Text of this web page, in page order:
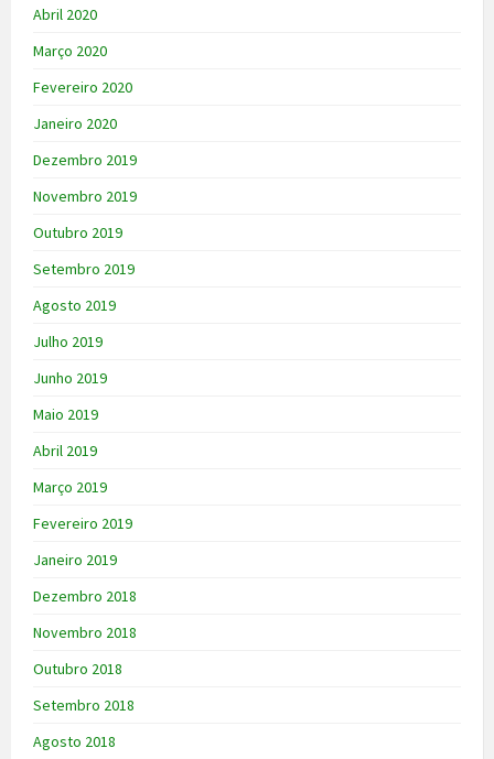
Abril 2020
Março 2020
Fevereiro 2020
Janeiro 2020
Dezembro 2019
Novembro 2019
Outubro 2019
Setembro 2019
Agosto 2019
Julho 2019
Junho 2019
Maio 2019
Abril 2019
Março 2019
Fevereiro 2019
Janeiro 2019
Dezembro 2018
Novembro 2018
Outubro 2018
Setembro 2018
Agosto 2018